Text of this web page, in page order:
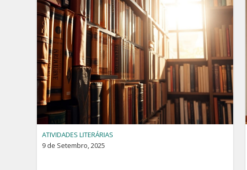
ATIVIDADES LITERÁRIAS
9 de Setembro, 2025